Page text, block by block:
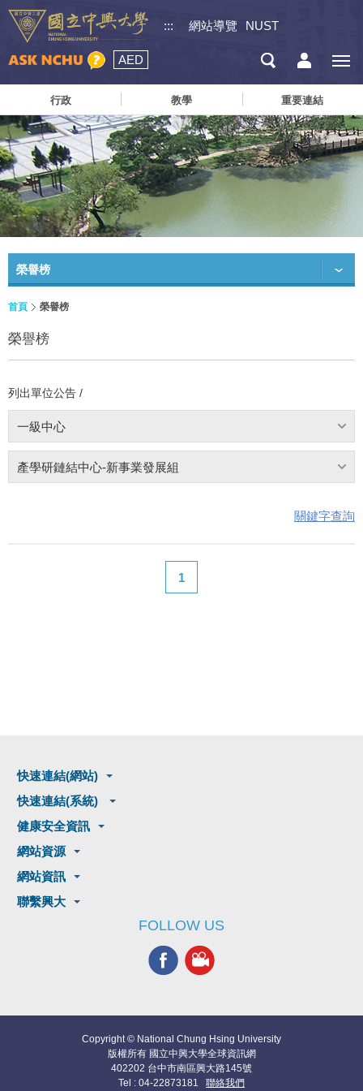
::: 網站導覽 NUST
AED
行政 教學 重要連結
榮譽榜
首頁 榮譽榜
榮譽榜
列出單位公告 /
一級中心
產學研鏈結中心-新事業發展組
關鍵字查詢
1
快速連結(網站)
快速連結(系統)
健康安全資訊
網站資源
網站資訊
聯繫興大
FOLLOW US
Copyright © National Chung Hsing University
版權所有 國立中興大學全球資訊網
402202 台中市南區興大路145號
Tel : 04-22873181 聯絡我們